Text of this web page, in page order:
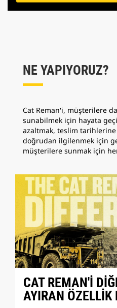
NE YAPIYORUZ?
Cat Reman'i, müşterilere
sunabilmek için hayata
azaltmak, teslim
doğrudan ilgilenmek için
müşterilere sunmak için
CAT REMAN'İ
AYIRAN ÖZELLİK